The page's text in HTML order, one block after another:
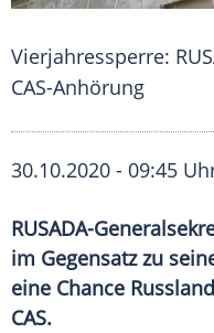
Vierjahressperre:
CAS-Anhörung
30.10.2020 - 09:45
RUSADA-
im Gegensatz zu
eine Chance
CAS.